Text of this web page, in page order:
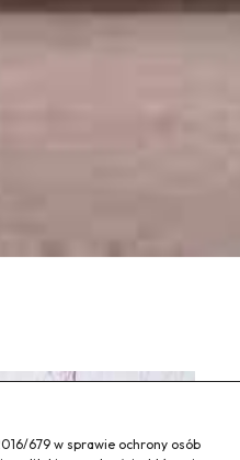
679 w sprawie ochrony osób